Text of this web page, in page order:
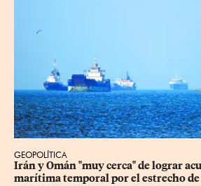
GEOPOLÍTICA
Irán y Omán "muy cerca" de lograr
marítima temporal por el estrecho